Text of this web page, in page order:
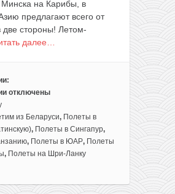
Минска на Карибы, в
предлагают всего от
две стороны! Летом-
далее…
отключены
из Беларуси, Полеты в
, Полеты в Сингапур,
, Полеты в ЮАР, Полеты
, Полеты на Шри-Ланку